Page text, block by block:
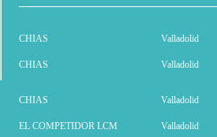
CHIAS Valladolid
CHIAS Valladolid
CHIAS Valladolid
EL COMPETIDOR LCM Valladolid